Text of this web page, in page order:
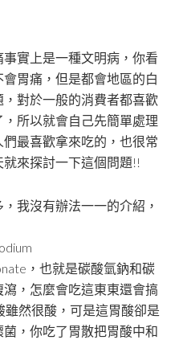
實上是一種文明病，你看
胃痛，但是都會地區的白
對於一般的消費者都喜歡
所以就會自己先簡單處理
最喜歡拿來吃的，也很常
來探討一下這個問題!!
我沒有辦法一一的介紹，
，也就是碳酸氫鈉和碳
，怎麼會吃這東東還會搞
雖然很酸，可是這胃酸卻是
，你吃了胃散把胃酸中和